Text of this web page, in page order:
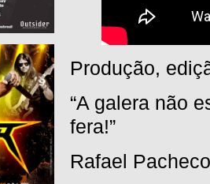
Produção,
“A galera não
fera!”
Rafael Pacheco